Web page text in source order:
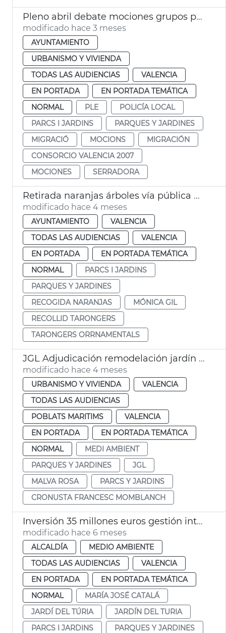
Pleno abril debate mociones grupos políticos
modificado hace 3 meses
AYUNTAMIENTO
URBANISMO Y VIVIENDA
TODAS LAS AUDIENCIAS
VALENCIA
EN PORTADA
EN PORTADA TEMÁTICA
NORMAL
PLE
POLICÍA LOCAL
PARCS I JARDINS
PARQUES Y JARDINES
MIGRACIÓ
MOCIONS
MIGRACIÓN
CONSORCIO VALENCIA 2007
MOCIONES
SERRADORA
Retirada naranjas árboles vía pública València
modificado hace 4 meses
AYUNTAMIENTO
VALENCIA
TODAS LAS AUDIENCIAS
VALENCIA
EN PORTADA
EN PORTADA TEMÁTICA
NORMAL
PARCS I JARDINS
PARQUES Y JARDINES
RECOGIDA NARANJAS
MÓNICA GIL
RECOLLID TARONGERS
TARONGERS ORRNAMENTALS
JGL Adjudicación remodelación jardín plaza Cronista Francesc Momblanch
modificado hace 4 meses
URBANISMO Y VIVIENDA
VALENCIA
TODAS LAS AUDIENCIAS
POBLATS MARITIMS
VALENCIA
EN PORTADA
EN PORTADA TEMÁTICA
NORMAL
MEDI AMBIENT
PARQUES Y JARDINES
JGL
MALVA ROSA
PARCS Y JARDINS
CRONUSTA FRANCESC MOMBLANCH
Inversión 35 millones euros gestión integral Jardí del Túria
modificado hace 6 meses
ALCALDÍA
MEDIO AMBIENTE
TODAS LAS AUDIENCIAS
VALENCIA
EN PORTADA
EN PORTADA TEMÁTICA
NORMAL
MARÍA JOSÉ CATALÁ
JARDÍ DEL TÚRIA
JARDÍN DEL TURIA
PARCS I JARDINS
PARQUES Y JARDINES